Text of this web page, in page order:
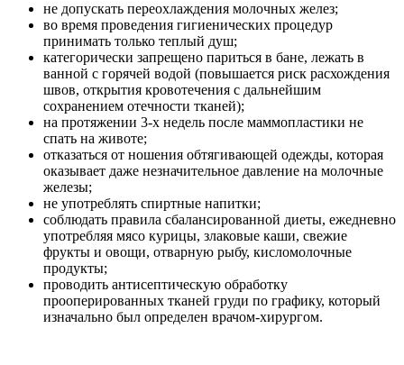
не допускать переохлаждения молочных желез;
во время проведения гигиенических процедур
принимать только теплый душ;
категорически запрещено париться в бане, лежать в
ванной с горячей водой (повышается риск расхождения
швов, открытия кровотечения с дальнейшим
сохранением отечности тканей);
на протяжении 3-х недель после маммопластики не
спать на животе;
отказаться от ношения обтягивающей одежды, которая
оказывает даже незначительное давление на молочные
железы;
не употреблять спиртные напитки;
соблюдать правила сбалансированной диеты, ежедневно
употребляя мясо курицы, злаковые каши, свежие
фрукты и овощи, отварную рыбу, кисломолочные
продукты;
проводить антисептическую обработку
прооперированных тканей груди по графику, который
изначально был определен врачом-хирургом.